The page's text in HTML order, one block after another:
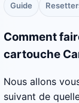
Guide
Comment
cartouche
Nous allons
suivant de